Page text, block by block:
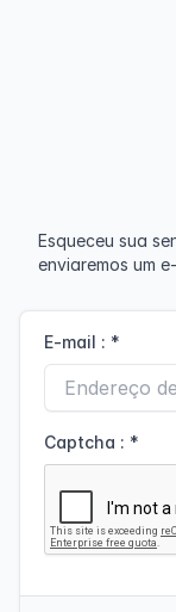
Esqueceu sua
enviaremos um
E-mail : *
Captcha : *